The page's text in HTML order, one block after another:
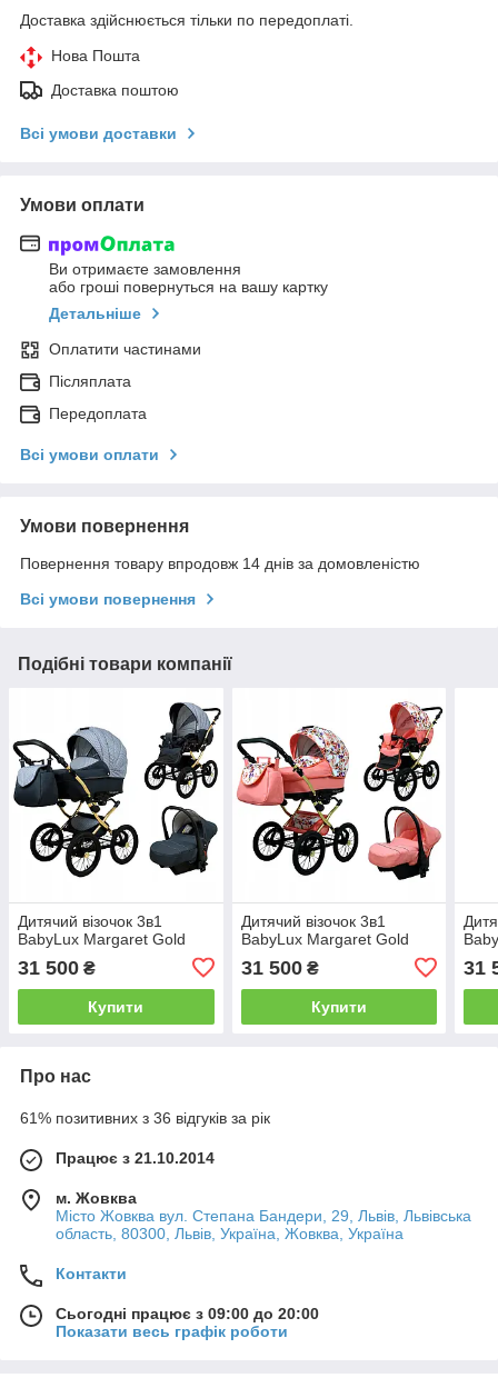
Доставка здійснюється тільки по передоплаті.
Нова Пошта
Доставка поштою
Всі умови доставки
Умови оплати
Ви отримаєте замовлення
або гроші повернуться на вашу картку
Детальніше
Оплатити частинами
Післяплата
Передоплата
Всі умови оплати
Умови повернення
Повернення товару впродовж 14 днів за домовленістю
Всі умови повернення
Подібні товари компанії
Дитячий візочок 3в1
BabyLux Margaret Gold
31 500 ₴
Купити
Дитячий візочок 3в1
BabyLux Margaret Gold
31 500₴
Купити
31
Про нас
61% позитивних з 36 відгуків за рік
Працює з 21.10.2014
м. Жовква
Місто Жовква вул. Степана Бандери, 29, Львів, Львівська
область, 80300, Львів, Україна, Жовква, Україна
Контакти
Сьогодні працює з 09:00 до 20:00
Показати весь графік роботи